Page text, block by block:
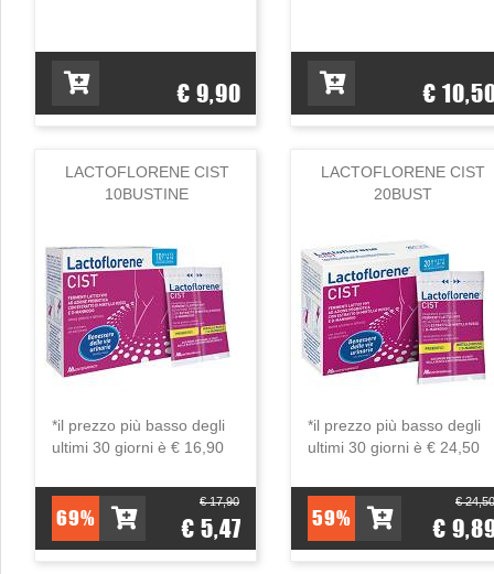
€ 9,90 €
LACTOFLORENE CIST
10BUSTINE
*il prezzo più basso degli
ultimi 30 giorni è € 16,90
69%
€ 17,90
€ 5,47
LACTOFLORENE CIST
20BUST
*il prezzo più basso degli
ultimi 30 giorni è € 24,50
59%
€ 24,50
€